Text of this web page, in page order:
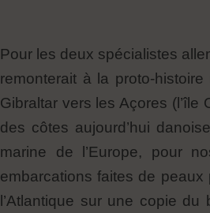
Pour les deux spécialistes
remonterait à la proto-
Gibraltar vers les Açores
des côtes aujourd’hui
marine de l’Europe, pour
embarcations faites de peaux
l’Atlantique sur une copie